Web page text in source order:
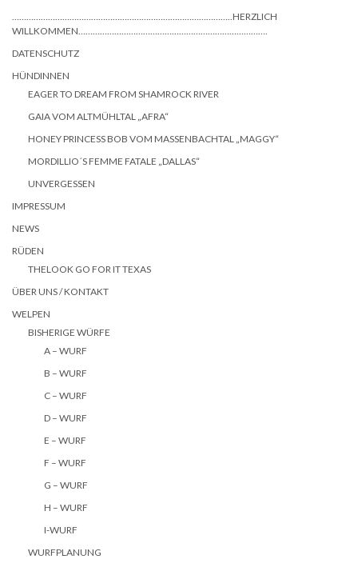
………………………………………………………………………………..HERZLICH
WILLKOMMEN…………………………………………………………………….
DATENSCHUTZ
HÜNDINNEN
EAGER TO DREAM FROM SHAMROCK RIVER
GAIA VOM ALTMÜHLTAL „AFRA“
HONEY PRINCESS BOB VOM MASSENBACHTAL „MAGGY“
MORDILLIO´S FEMME FATALE „DALLAS“
UNVERGESSEN
IMPRESSUM
NEWS
RÜDEN
THELOOK GO FOR IT TEXAS
ÜBER UNS / KONTAKT
WELPEN
BISHERIGE WÜRFE
A – WURF
B – WURF
C – WURF
D – WURF
E – WURF
F – WURF
G – WURF
H – WURF
I-WURF
WURFPLANUNG